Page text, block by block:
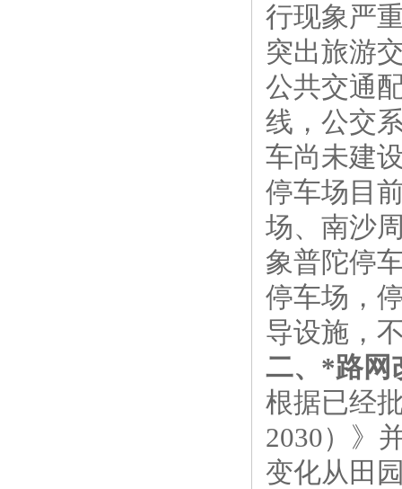
行现象严
突出旅游
公共交通
线，公交
车尚未建
停车场目
场、南沙
象普陀停
停车场，
导设施，
二、*路网
根据已经
2030）》
变化从田